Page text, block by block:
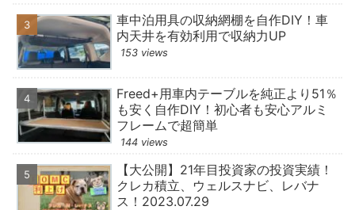
車中泊用具の収納網棚を自作DIY！車
内天井を有効利用で収納力UP
153 views
Freed+用車内テーブルを純正より51％
も安く自作DIY！初心者も安心アルミ
フレームで超簡単
144 views
【大公開】21年目投資家の投資実績！
クレカ積立、ウェルスナビ、レバナ
ス！2023.07.29